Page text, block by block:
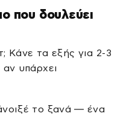
που δουλεύει
Κάνε τα εξής για 2-3
υπάρχει
το ξανά — ένα